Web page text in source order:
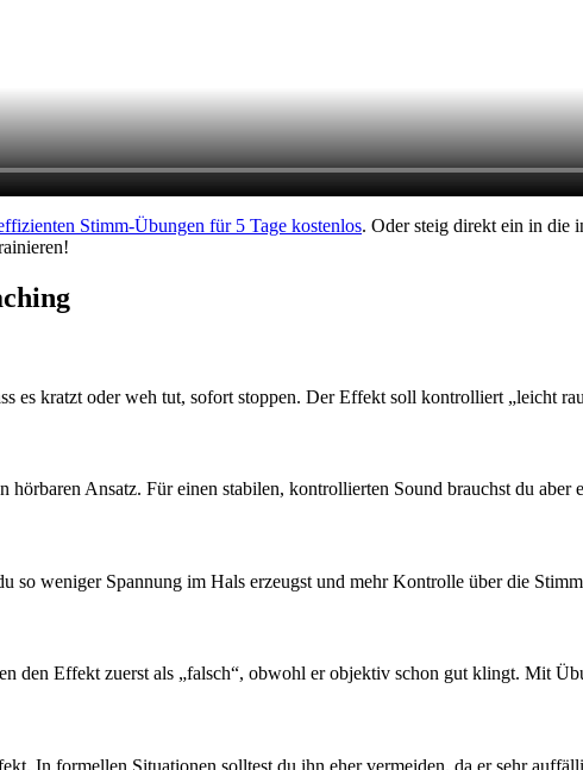
Stimm-Übungen für 5 Tage kostenlos. Oder steig direkt ein in die
es kratzt oder weh tut, sofort stoppen. Der Effekt soll kontrolliert „leicht
hörbaren Ansatz. Für einen stabilen, kontrollierten Sound brauchst du aber
so weniger Spannung im Hals erzeugst und mehr Kontrolle über die
den Effekt zuerst als „falsch“, obwohl er objektiv schon gut klingt. Mit
In formellen Situationen solltest du ihn eher vermeiden, da er sehr